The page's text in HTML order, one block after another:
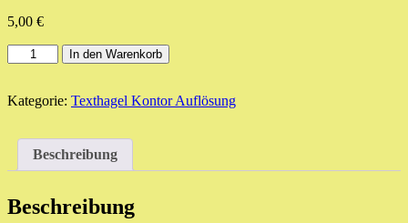
5,00 €
Schuheinlagen
(Stangenware
Menge
In den Warenkorb
Kategorie: Texthagel Kontor Auflösung
Beschreibung
Beschreibung